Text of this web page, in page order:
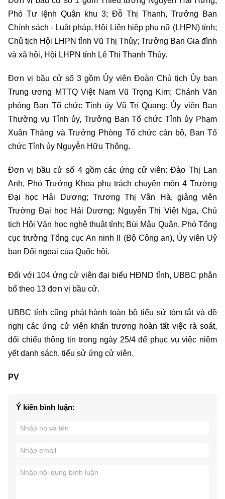
Phó Tư lệnh Quân khu 3; Đỗ Thị Thanh, Trưởng Ban
Chính sách - Luật pháp, Hội Liên hiệp phụ nữ (LHPN) tỉnh;
Chủ tịch Hội LHPN tỉnh Vũ Thị Thủy; Trưởng Ban Gia đình
và xã hội, Hội LHPN tỉnh Lê Thị Thanh Thúy.
Đơn vị bầu cử số 3 gồm Ủy viên Đoàn Chủ tịch Ủy ban
Trung ương MTTQ Việt Nam Vũ Trọng Kim; Chánh Văn
phòng Ban Tổ chức Tỉnh ủy Vũ Trí Quang; Ủy viên Ban
Thường vụ Tỉnh ủy, Trưởng Ban Tổ chức Tỉnh ủy Phạm
Xuân Thăng và Trưởng Phòng Tổ chức cán bộ, Ban Tổ
chức Tỉnh ủy Nguyễn Hữu Thông.
Đơn vị bầu cử số 4 gồm các ứng cử viên: Đào Thị Lan
Anh, Phó Trưởng Khoa phụ trách chuyên môn 4 Trường
Đại học Hải Dương; Trương Thị Vân Hà, giảng viên
Trường Đại học Hải Dương; Nguyễn Thị Việt Nga, Chủ
tịch Hội Văn học nghệ thuật tỉnh; Bùi Mậu Quân, Phó Tổng
cục trưởng Tổng cục An ninh II (Bộ Công an), Ủy viên Uỷ
ban Đối ngoại của Quốc hội.
Đối với 104 ứng cử viên đại biểu HĐND tỉnh, UBBC phân
bổ theo 13 đơn vị bầu cử.
UBBC tỉnh cũng phát hành toàn bộ tiểu sử tóm tắt và đề
nghị các ứng cử viên khẩn trương hoàn tất việc rà soát,
đối chiếu thông tin trong ngày 25/4 để phục vụ việc niêm
yết danh sách, tiểu sử ứng cử viên.
PV
Ý kiến bình luận: